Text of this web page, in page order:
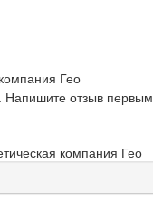
Гео
Напишите отзыв
компания Гео